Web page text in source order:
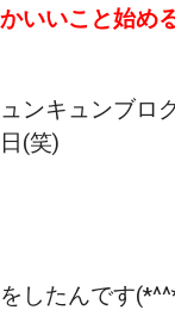
いいこと始め
ンキュンブロ
(笑)
したんです